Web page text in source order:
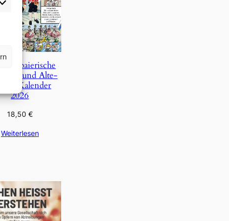
Oberbaierische
Täg- und Alte-
Kalender
2026
18,50 €
Weiterlesen